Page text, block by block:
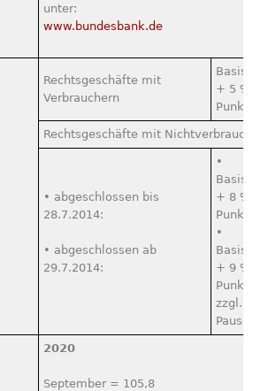
unter:
www.bundesbank.de
Rechtsgeschäfte mit
Verbrauchern
+ 5 %-
Punkte
Rechtsgeschäfte mit Nichtverbrauchern
• abgeschlossen bis
28.7.2014:
• abgeschlossen ab
29.7.2014:
•
+ 8 %-
Punkte
•
+ 9 %-
Punkte
zzgl. 40 €
Pauschale
2020
September = 105,8